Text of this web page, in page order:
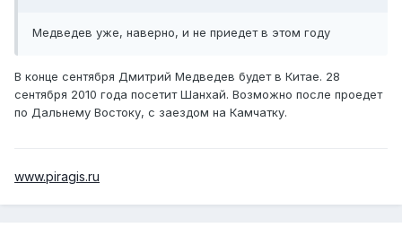
Медведев уже, наверно, и не приедет в этом году
В конце сентября Дмитрий Медведев будет в Китае. 28
сентября 2010 года посетит Шанхай. Возможно после проедет
по Дальнему Востоку, с заездом на Камчатку.
www.piragis.ru